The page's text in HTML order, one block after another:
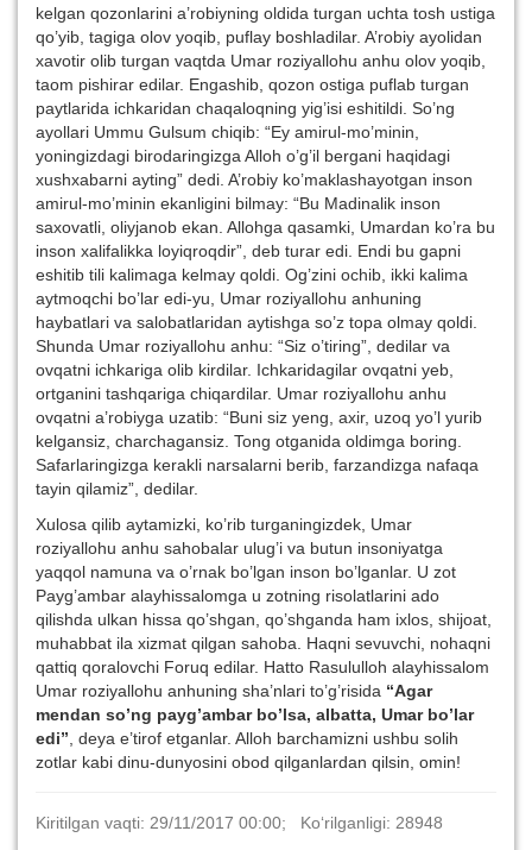
kelgan qozonlarini a’robiyning oldida turgan uchta tosh ustiga
qo’yib, tagiga olov yoqib, puflay boshladilar. A’robiy ayolidan
xavotir olib turgan vaqtda Umar roziyallohu anhu olov yoqib,
taom pishirar edilar. Engashib, qozon ostiga puflab turgan
paytlarida ichkaridan chaqaloqning yig’isi eshitildi. So’ng
ayollari Ummu Gulsum chiqib: “Ey amirul-mo’minin,
yoningizdagi birodaringizga Alloh o’g’il bergani haqidagi
xushxabarni ayting” dedi. A’robiy ko’maklashayotgan inson
amirul-mo’minin ekanligini bilmay: “Bu Madinalik inson
saxovatli, oliyjanob ekan. Allohga qasamki, Umardan ko’ra bu
inson xalifalikka loyiqroqdir”, deb turar edi. Endi bu gapni
eshitib tili kalimaga kelmay qoldi. Og’zini ochib, ikki kalima
aytmoqchi bo’lar edi-yu, Umar roziyallohu anhuning
haybatlari va salobatlaridan aytishga so’z topa olmay qoldi.
Shunda Umar roziyallohu anhu: “Siz o’tiring”, dedilar va
ovqatni ichkariga olib kirdilar. Ichkaridagilar ovqatni yeb,
ortganini tashqariga chiqardilar. Umar roziyallohu anhu
ovqatni a’robiyga uzatib: “Buni siz yeng, axir, uzoq yo’l yurib
kelgansiz, charchagansiz. Tong otganida oldimga boring.
Safarlaringizga kerakli narsalarni berib, farzandizga nafaqa
tayin qilamiz”, dedilar.
Xulosa qilib aytamizki, ko’rib turganingizdek, Umar
roziyallohu anhu sahobalar ulug’i va butun insoniyatga
yaqqol namuna va o’rnak bo’lgan inson bo’lganlar. U zot
Payg’ambar alayhissalomga u zotning risolatlarini ado
qilishda ulkan hissa qo’shgan, qo’shganda ham ixlos, shijoat,
muhabbat ila xizmat qilgan sahoba. Haqni sevuvchi, nohaqni
qattiq qoralovchi Foruq edilar. Hatto Rasululloh alayhissalom
Umar roziyallohu anhuning sha’nlari to’g’risida “Agar
mendan so’ng payg’ambar bo’lsa, albatta, Umar bo’lar
edi” , deya e’tirof etganlar. Alloh barchamizni ushbu solih
zotlar kabi dinu-dunyosini obod qilganlardan qilsin, omin!
Kiritilgan vaqti: 29/11/2017 00:00; Ko‘rilganligi: 28948